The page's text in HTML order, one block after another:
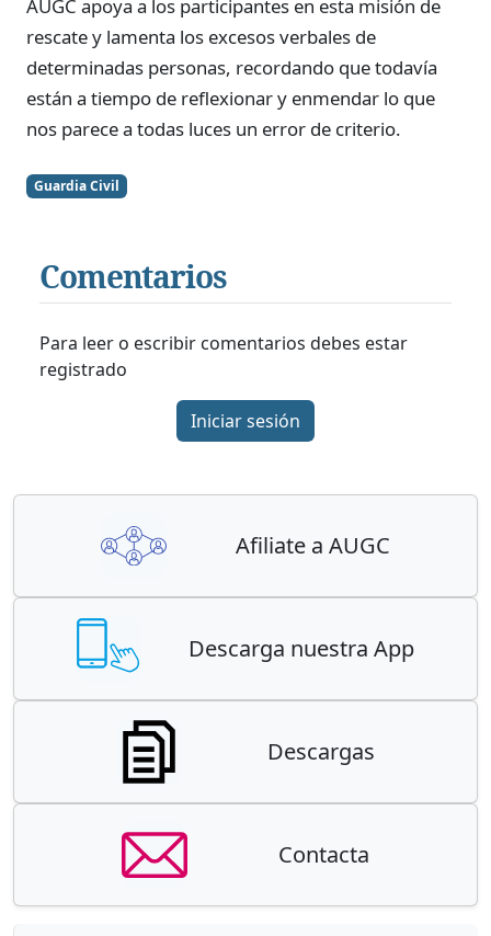
AUGC apoya a los participantes en esta misión de
rescate y lamenta los excesos verbales de
determinadas personas, recordando que todavía
están a tiempo de reflexionar y enmendar lo que
nos parece a todas luces un error de criterio.
Guardia Civil
Comentarios
Para leer o escribir comentarios debes estar
registrado
Iniciar sesión
Afiliate a AUGC
Descarga nuestra App
Descargas
Contacta